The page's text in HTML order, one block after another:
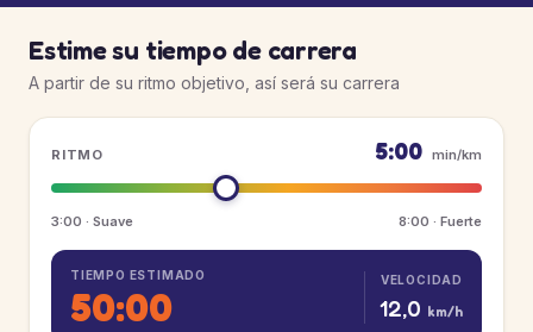
Estime su tiempo de carrera
A partir de su ritmo objetivo, así será su carrera
RITMO 5:00 min/km
3:00 · Suave 8:00 · Fuerte
TIEMPO ESTIMADO
50:00
VELOCIDAD
12,0 km/h